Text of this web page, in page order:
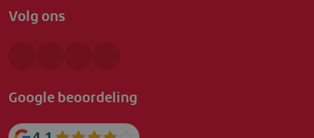
Volg ons
Google beoordeling